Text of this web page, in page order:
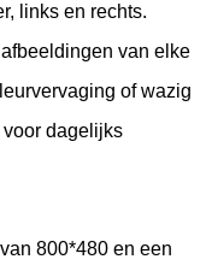
links en rechts.
van elke
of wazig
voor dagelijks
800*480 en een